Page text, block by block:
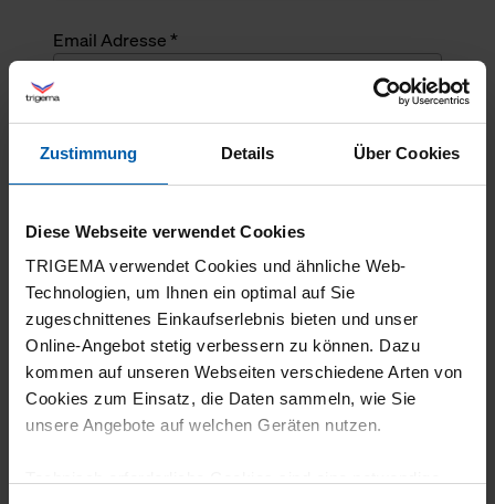
Zustimmung Details Über Cookies
Diese Webseite verwendet Cookies
TRIGEMA verwendet Cookies und ähnliche Web-
Technologien, um Ihnen ein optimal auf Sie
zugeschnittenes Einkaufserlebnis bieten und unser
Online-Angebot stetig verbessern zu können. Dazu
kommen auf unseren Webseiten verschiedene Arten von
Cookies zum Einsatz, die Daten sammeln, wie Sie
unsere Angebote auf welchen Geräten nutzen.
Email Adresse *
Angefragte Menge *
Mehrzeiliger Text